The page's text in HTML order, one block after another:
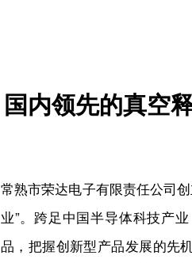
国内领先的真空
常熟市荣达电子有限责任公司
业”。跨足中国半导体科技产
品，把握创新型产品发展的先